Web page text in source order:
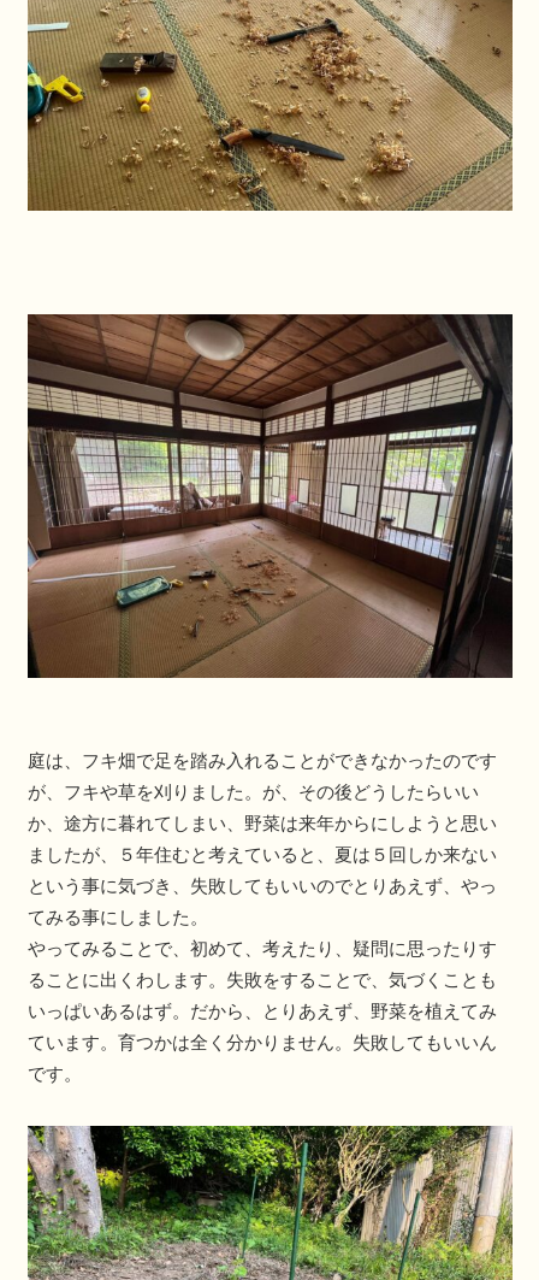
庭は、フキ畑で足を踏み入れることができなかったのです
が、フキや草を刈りました。が、その後どうしたらいい
か、途方に暮れてしまい、野菜は来年からにしようと思い
ましたが、５年住むと考えていると、夏は５回しか来ない
という事に気づき、失敗してもいいのでとりあえず、やっ
てみる事にしました。
やってみることで、初めて、考えたり、疑問に思ったりす
ることに出くわします。失敗をすることで、気づくことも
いっぱいあるはず。だから、とりあえず、野菜を植えてみ
ています。育つかは全く分かりません。失敗してもいいん
です。